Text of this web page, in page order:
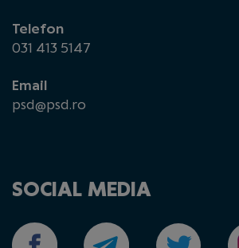
Telefon
031 413 5147
Email
psd@psd.ro
SOCIAL MEDIA